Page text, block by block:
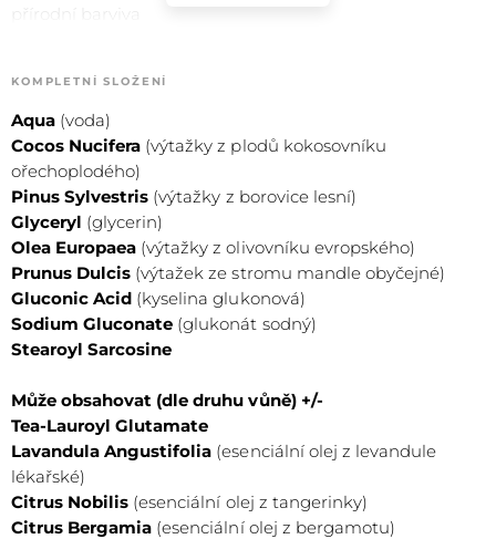
KOMPLETNÍ SLOŽENÍ
Aqua (voda)
Cocos Nucifera (výtažky z plodů kokosovníku
ořechoplodého)
Pinus Sylvestris (výtažky z borovice lesní)
Glyceryl (glycerin)
Olea Europaea (výtažky z olivovníku evropského)
Prunus Dulcis (výtažek ze stromu mandle obyčejné)
Gluconic Acid (kyselina glukonová)
Sodium Gluconate (glukonát sodný)
Stearoyl Sarcosine
Může obsahovat (dle druhu vůně) +/-
Tea-Lauroyl Glutamate
Lavandula Angustifolia (esenciální olej z levandule
lékařské)
Citrus Nobilis (esenciální olej z tangerinky)
Citrus Bergamia (esenciální olej z bergamotu)